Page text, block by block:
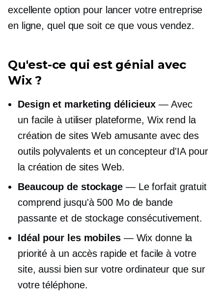
excellente option pour lancer votre entreprise
en ligne, quel que soit ce que vous vendez.
Qu'est-ce qui est génial avec
Wix ?
Design et marketing délicieux — Avec
un facile à utiliser plateforme, Wix rend la
création de sites Web amusante avec des
outils polyvalents et un concepteur d'IA pour
la création de sites Web.
Beaucoup de stockage — Le forfait gratuit
comprend jusqu'à 500 Mo de bande
passante et de stockage consécutivement.
Idéal pour les mobiles— Wix donne la
priorité à un accès rapide et facile à votre
site, aussi bien sur votre ordinateur que sur
votre téléphone.